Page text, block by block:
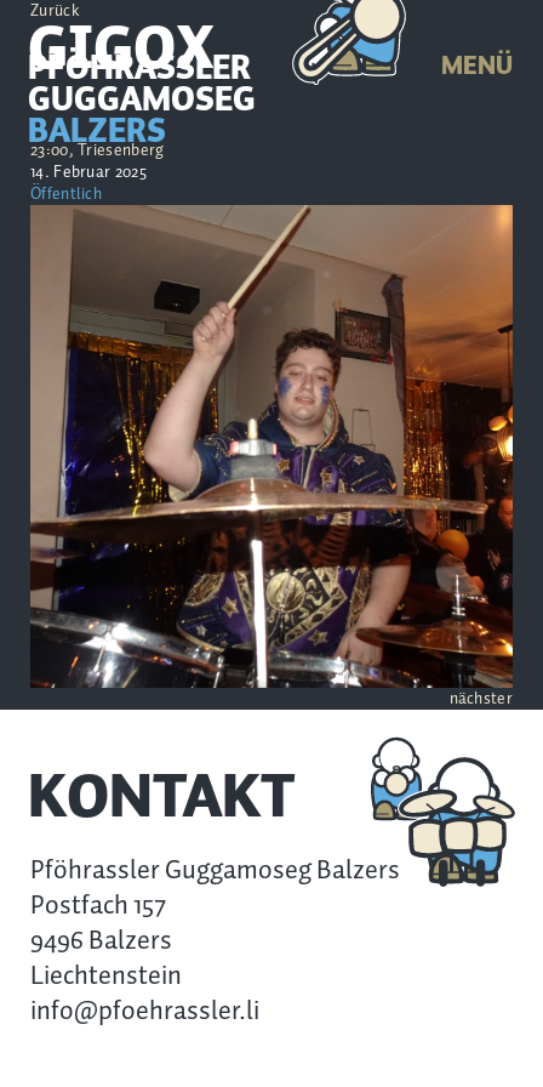
PFÖHRASSLER
GUGGAMOSEG
BALZERS
MENÜ
Zurück
GIGOX
23:00, Triesenberg
14. Februar 2025
Öffentlich
nächster
KONTAKT
Pföhrassler Guggamoseg Balzers
Postfach 157
9496 Balzers
Liechtenstein
info@pfoehrassler.li